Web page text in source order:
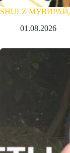
SHULZ МУВИРАЙД:
01.08.2026